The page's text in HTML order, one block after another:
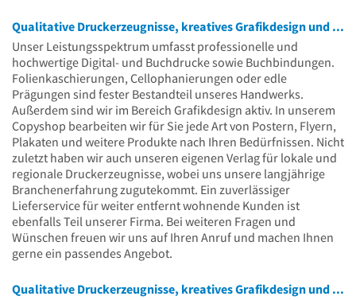
Qualitative Druckerzeugnisse, kreatives Grafikdesign und weitere Dienste
Unser Leistungsspektrum umfasst professionelle und
hochwertige Digital- und Buchdrucke sowie Buchbindungen.
Folienkaschierungen, Cellophanierungen oder edle
Prägungen sind fester Bestandteil unseres Handwerks.
Außerdem sind wir im Bereich Grafikdesign aktiv. In unserem
Copyshop bearbeiten wir für Sie jede Art von Postern, Flyern,
Plakaten und weitere Produkte nach Ihren Bedürfnissen. Nicht
zuletzt haben wir auch unseren eigenen Verlag für lokale und
regionale Druckerzeugnisse, wobei uns unsere langjährige
Branchenerfahrung zugutekommt. Ein zuverlässiger
Lieferservice für weiter entfernt wohnende Kunden ist
ebenfalls Teil unserer Firma. Bei weiteren Fragen und
Wünschen freuen wir uns auf Ihren Anruf und machen Ihnen
gerne ein passendes Angebot.
Qualitative Druckerzeugnisse, kreatives Grafikdesign und weitere Dienste